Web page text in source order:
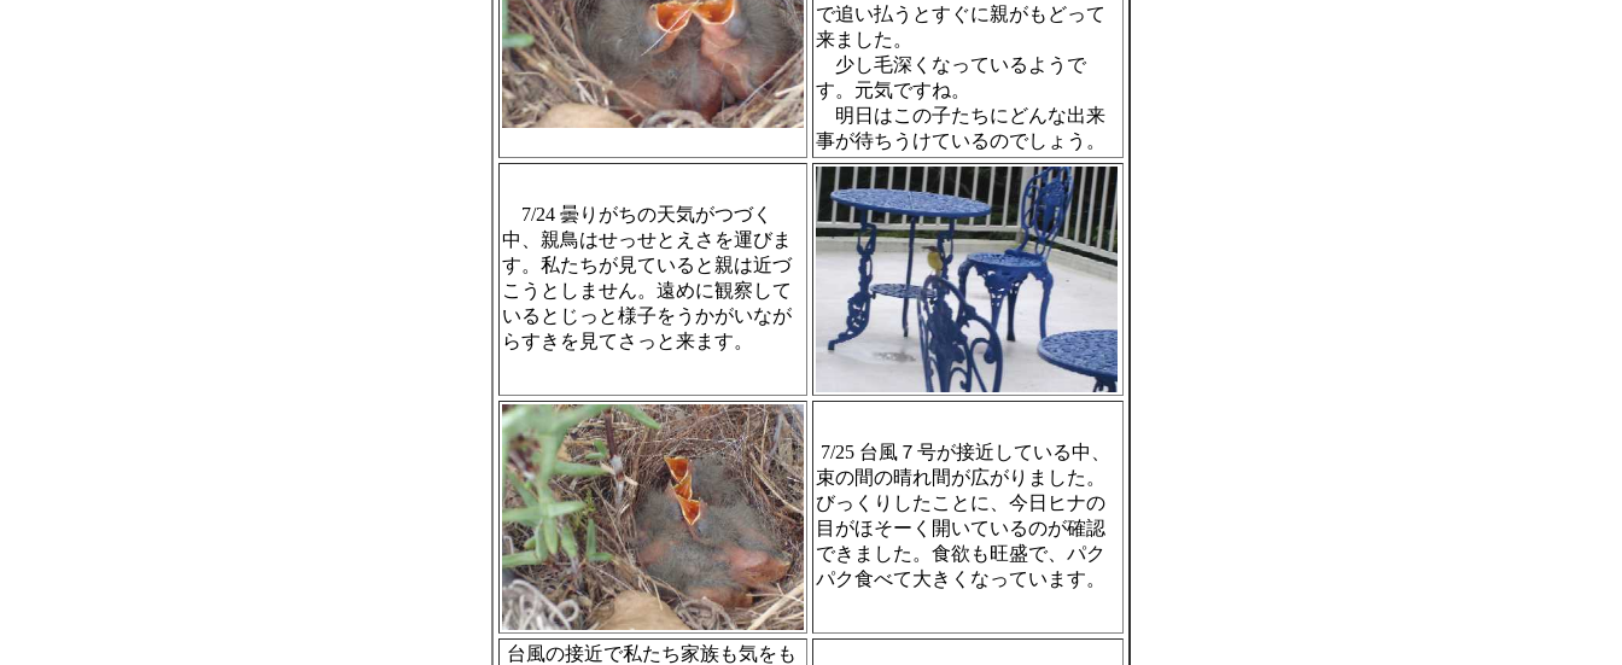
で追い払うとすぐに親がもどって
来ました。
少し毛深くなっているようで
す。元気ですね。
明日はこの子たちにどんな出来
事が待ちうけているのでしょう。
7/24 曇りがちの天気がつづく
中、親鳥はせっせとえさを運びま
す。私たちが見ていると親は近づ
こうとしません。遠めに観察して
いるとじっと様子をうかがいなが
らすきを見てさっと来ます。
7/25 台風７号が接近している中、
束の間の晴れ間が広がりました。
びっくりしたことに、今日ヒナの
目がほそーく開いているのが確認
できました。食欲も旺盛で、パク
パク食べて大きくなっています。
台風の接近で私たち家族も気をも